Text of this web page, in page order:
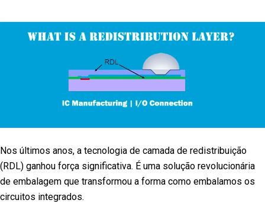
Nos últimos anos, a tecnologia de camada de redistribuição
(RDL) ganhou força significativa. É uma solução revolucionária
de embalagem que transformou a forma como embalamos os
circuitos integrados.